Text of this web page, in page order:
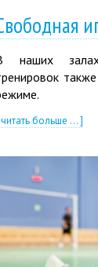
наших залах
больше ... ]